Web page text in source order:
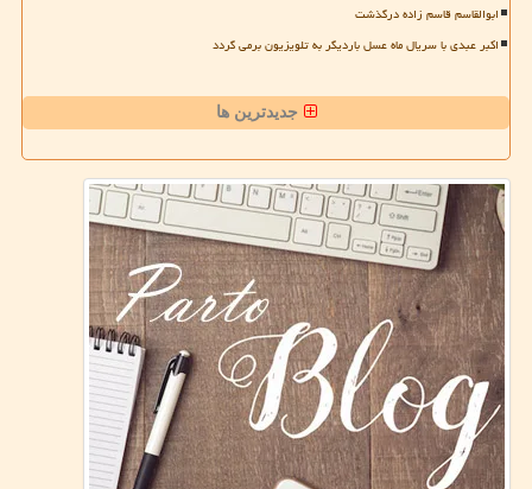
ابوالقاسم قاسم زاده درگذشت
اکبر عبدی با سریال ماه عسل باردیگر به تلویزیون برمی گردد
جدیدترین ها